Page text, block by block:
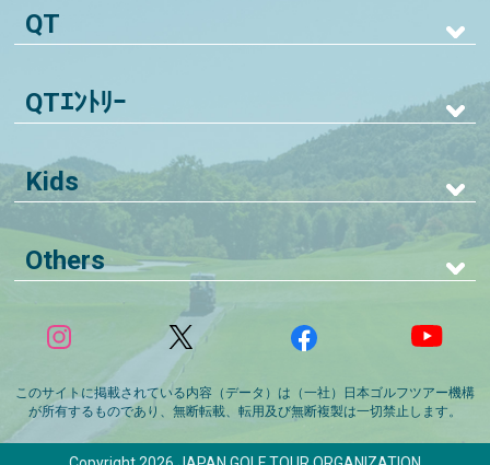
QT
QTｴﾝﾄﾘｰ
Kids
Others
このサイトに掲載されている内容（データ）は（一社）日本ゴルフツアー機構
が所有するものであり、無断転載、転用及び無断複製は一切禁止します。